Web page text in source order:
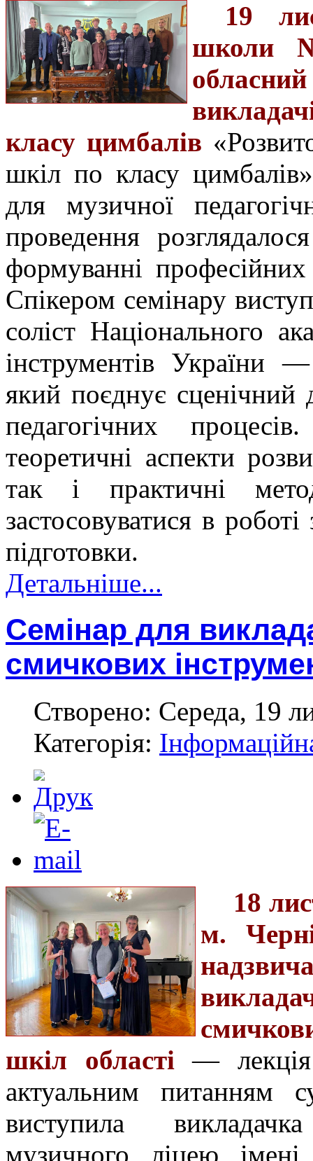
19
школи
класу цимбалів
шкіл по класу
для музичної
проведення
формуванні
Спікером семінару
соліст Національного
інструментів України
який поєднує сценічний
педагогічних
теоретичні аспекти
так і практичні
застосовуватися в
підготовки.
Детальніше...
Семінар для
смичкових
Створено: Середа, 19
Категорія:
18
м.
шкіл області
— лекція
актуальним питанням
виступила
музичного ліцею